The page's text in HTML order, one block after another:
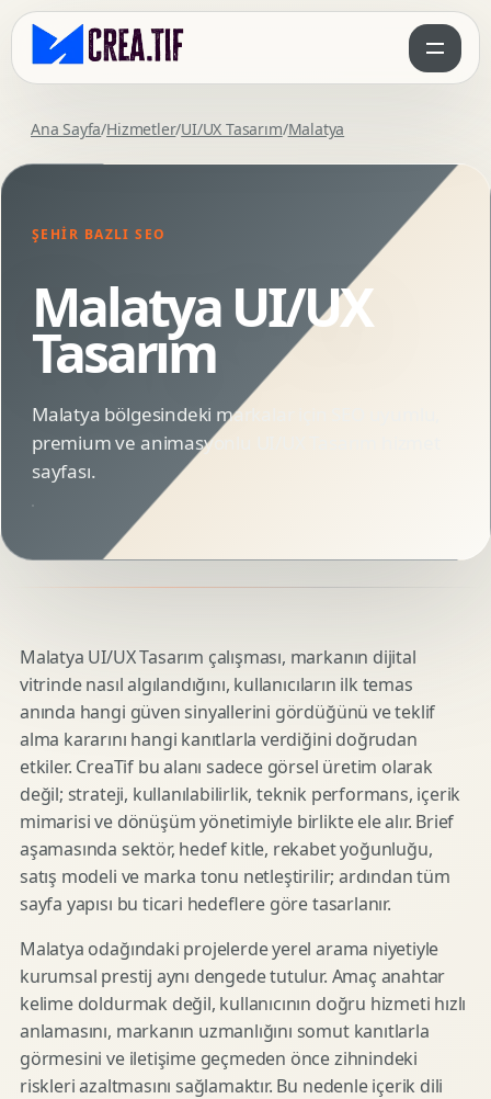
Ana Sayfa/Hizmetler/UI/UX Tasarım/Malatya
ŞEHIR BAZLI SEO
Malatya UI/UX
Tasarım
Malatya bölgesindeki markalar için SEO uyumlu,
premium ve animasyonlu UI/UX Tasarım hizmet
sayfası.
Malatya UI/UX Tasarım çalışması, markanın dijital
vitrinde nasıl algılandığını, kullanıcıların ilk temas
anında hangi güven sinyallerini gördüğünü ve teklif
alma kararını hangi kanıtlarla verdiğini doğrudan
etkiler. CreaTif bu alanı sadece görsel üretim olarak
değil; strateji, kullanılabilirlik, teknik performans, içerik
mimarisi ve dönüşüm yönetimiyle birlikte ele alır. Brief
aşamasında sektör, hedef kitle, rekabet yoğunluğu,
satış modeli ve marka tonu netleştirilir; ardından tüm
sayfa yapısı bu ticari hedeflere göre tasarlanır.
Malatya odağındaki projelerde yerel arama niyetiyle
kurumsal prestij aynı dengede tutulur. Amaç anahtar
kelime doldurmak değil, kullanıcının doğru hizmeti hızlı
anlamasını, markanın uzmanlığını somut kanıtlarla
görmesini ve iletişime geçmeden önce zihnindeki
riskleri azaltmasını sağlamaktır. Bu nedenle içerik dili